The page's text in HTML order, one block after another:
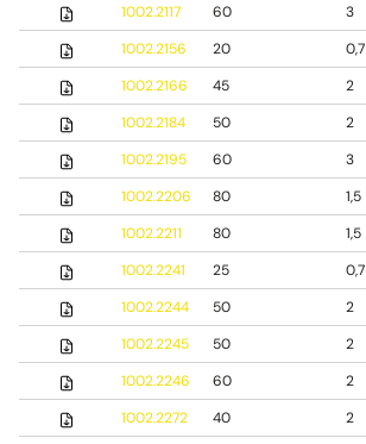
1002.2117 60 3
1002.2156
20 0,7
1002.2166
45 2
1002.2184
50 2
1002.2195
60 3
1002.2206
80 1,5
1002.2211
80 1,5
1002.2241
25 0,7
1002.2244
50 2
1002.2245
50 2
1002.2246
60 2
1002.2272
40 2